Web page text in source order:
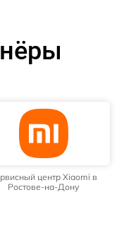
центр Xiaomi в
Ростове-на-Дону